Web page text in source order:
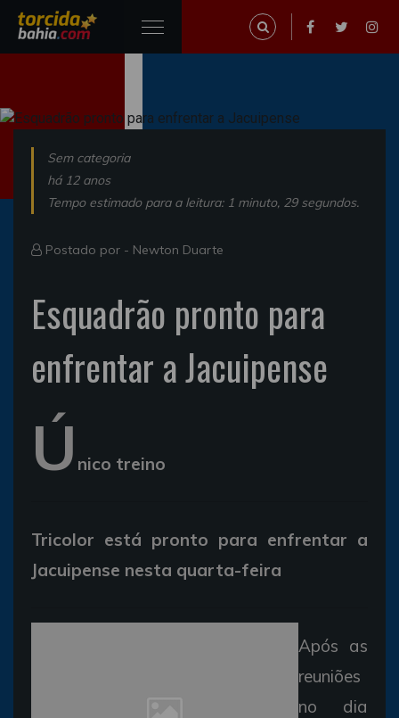
Sem categoria
há 12 anos
Tempo estimado para a leitura: 1 minuto, 29 segundos.
Postado por - Newton Duarte
Esquadrão pronto para
enfrentar a Jacuipense
Ú nico treino
Tricolor está pronto para enfrentar a
Jacuipense nesta quarta-feira
Após as
reuniões
no dia